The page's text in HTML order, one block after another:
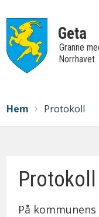
Geta
Granne
Norrhavet
Breadcrumbs
You
are
Hem Protokoll
Protokoll
På